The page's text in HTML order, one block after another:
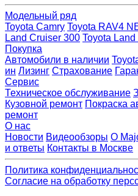
Модельный ряд
Toyota Camry Toyota RAV4
Land Cruiser 300 Toyota
Покупка
Автомобили в наличии
ин Лизинг Страхование
Сервис
Техническое обслуживание
Кузовной ремонт Покраска
ремонт
О нас
Новости Видеообзоры О
и ответы Контакты в Москве
Политика
Согласие на обработку